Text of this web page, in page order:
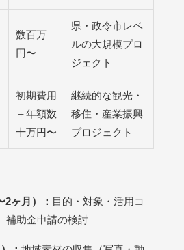
数百万
円〜
県・政令市レベ
ルの大規模プロ
ジェクト
初期費用
＋年額数
十万円〜
継続的な観光・
移住・産業振興
プロジェクト
ヶ月）： 目的・対象・活用コ
補助金申請の検討